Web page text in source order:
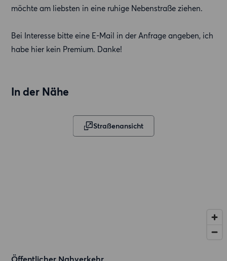
möchte am liebsten in eine ruhige Nebenstraße ziehen.
Bei Interesse bitte eine E-Mail in der Anfrage angeben, ich
habe hier kein Premium. Danke!
In der Nähe
Straßenansicht